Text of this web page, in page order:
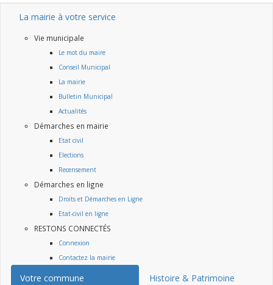
La mairie à votre service
Vie municipale
Le mot du maire
Conseil Municipal
La mairie
Bulletin Municipal
Actualités
Démarches en mairie
Etat civil
Elections
Recensement
Démarches en ligne
Droits et Démarches en Ligne
Etat-civil en ligne
RESTONS CONNECTÉS
Connexion
Contactez la mairie
Votre commune Histoire & Patrimoine